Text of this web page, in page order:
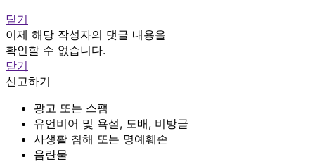
닫기
이제 해당 작성자의 댓글 내용을
확인할 수 없습니다.
닫기
신고하기
광고 또는 스팸
유언비어 및 욕설, 도배, 비방글
사생활 침해 또는 명예훼손
음란물